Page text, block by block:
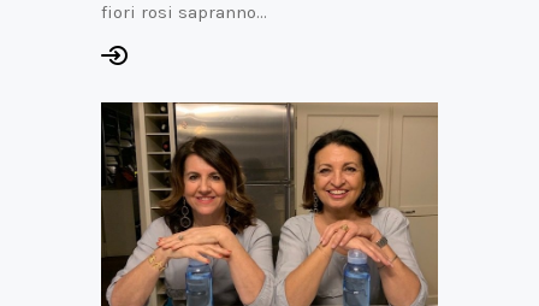
fiori rosi sapranno…